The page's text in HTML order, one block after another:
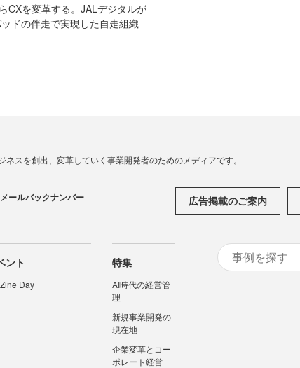
CXを変革する。JALデジタルが
ドの伴走で実現した自走組織
スを創出、変革していく事業開発者のためのメディアです。
メールバックナンバー 広告掲載のご案内
ント
Day
特集
AI時代の経営管
理
新規事業開発の
現在地
企業変革とコー
ポレート経営